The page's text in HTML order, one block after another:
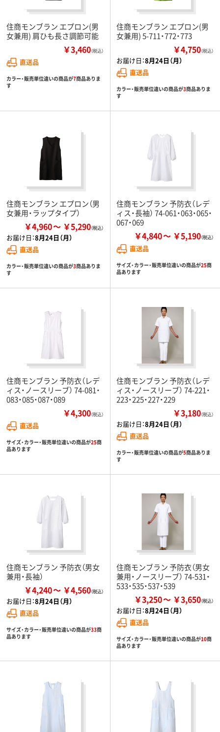
住商モンブラン エプロン(男
女兼用) 肩ひも長さ調節可能
￥3,460（税込）
直送品
カラー・販売単位違いの商品が7商品ありま
す
住商モンブラン エプロン(男
女兼用) 5-711・772・773
￥4,750（税込）
お届け日：8月24日（月）
直送品
カラー・販売単位違いの商品が3商品ありま
す
住商モンブラン エプロン（男
女兼用・ラップタイプ）
￥4,960 ￥5,290
お届け日：8月24日（月）
直送品
カラー・販売単位違いの商品が3商品ありま
す
住商モンブラン 予防衣（レデ
ィス・長袖） 74-061・063・065・
067・069
￥4,840 ￥5,190
直送品
サイズ・カラー・販売単位違いの商品が25商
品あります
住商モンブラン 予防衣（レデ
ィス・ノースリーブ） 74-081・
083・085・087・089
￥4,300（税込）
直送品
サイズ・カラー・販売単位違いの商品が25商
品あります
住商モンブラン 予防衣（レデ
ィス・ノースリーブ） 74-221・
223・225・227・229
￥3,180（税込）
お届け日：8月24日（月）
直送品
カラー・販売単位違いの商品が5商品ありま
す
住商モンブラン 予防衣（男女
兼用・長袖）
￥4,240 ￥4,560
お届け日：8月24日（月）
直送品
サイズ・カラー・販売単位違いの商品が33商
品あります
住商モンブラン 予防衣（男女
兼用・ノースリーブ） 74-531・
533・535・537・539
￥3,250 ￥3,650
お届け日：8月24日（月）
直送品
サイズ・カラー・販売単位違いの商品が10商
品あります